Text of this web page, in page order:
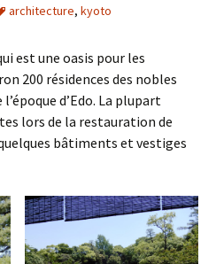
architecture, kyoto
est une oasis pour les
200 résidences des nobles
d’Edo. La plupart
lors de la restauration de
bâtiments et vestiges